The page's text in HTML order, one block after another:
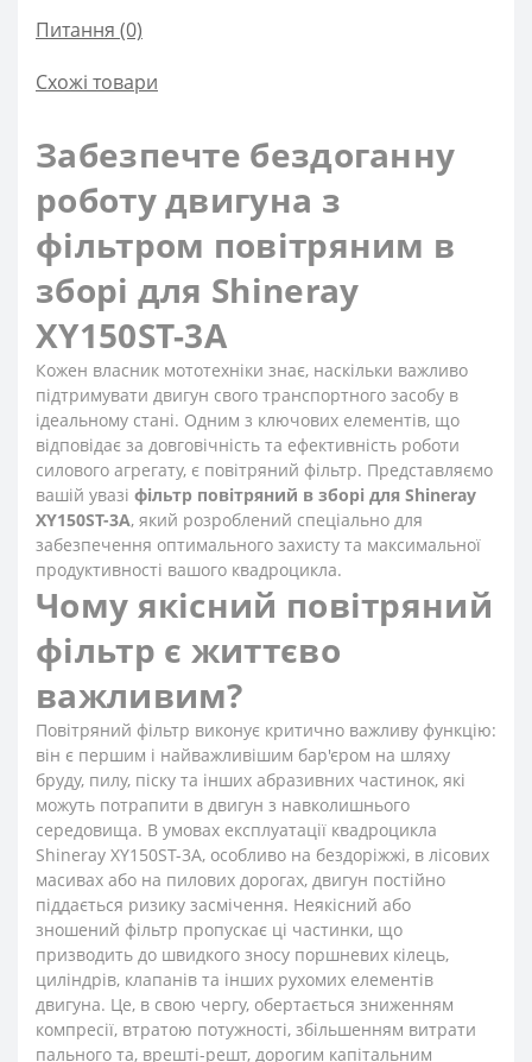
Питання (0)
Схожі товари
Забезпечте бездоганну
роботу двигуна з
фільтром повітряним в
зборі для Shineray
XY150ST-3A
Кожен власник мототехніки знає, наскільки важливо
підтримувати двигун свого транспортного засобу в
ідеальному стані. Одним з ключових елементів, що
відповідає за довговічність та ефективність роботи
силового агрегату, є повітряний фільтр. Представляємо
вашій увазі фільтр повітряний в зборі для Shineray
XY150ST-3A, який розроблений спеціально для
забезпечення оптимального захисту та максимальної
продуктивності вашого квадроцикла.
Чому якісний повітряний
фільтр є життєво
важливим?
Повітряний фільтр виконує критично важливу функцію:
він є першим і найважливішим бар'єром на шляху
бруду, пилу, піску та інших абразивних частинок, які
можуть потрапити в двигун з навколишнього
середовища. В умовах експлуатації квадроцикла
Shineray XY150ST-3A, особливо на бездоріжжі, в лісових
масивах або на пилових дорогах, двигун постійно
піддається ризику засмічення. Неякісний або
зношений фільтр пропускає ці частинки, що
призводить до швидкого зносу поршневих кілець,
циліндрів, клапанів та інших рухомих елементів
двигуна. Це, в свою чергу, обертається зниженням
компресії, втратою потужності, збільшенням витрати
пального та, врешті-решт, дорогим капітальним